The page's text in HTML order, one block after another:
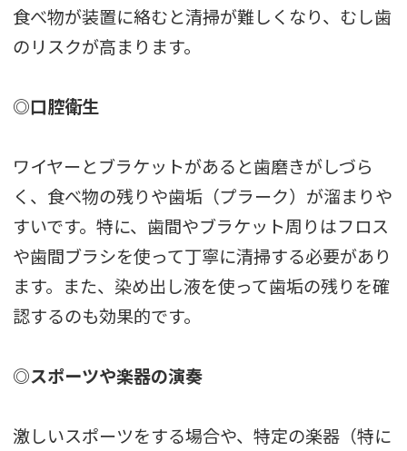
食べ物が装置に絡むと清掃が難しくなり、むし歯
のリスクが高まります。
◎口腔衛生
ワイヤーとブラケットがあると歯磨きがしづら
く、食べ物の残りや歯垢（プラーク）が溜まりや
すいです。特に、歯間やブラケット周りはフロス
や歯間ブラシを使って丁寧に清掃する必要があり
ます。また、染め出し液を使って歯垢の残りを確
認するのも効果的です。
◎スポーツや楽器の演奏
激しいスポーツをする場合や、特定の楽器（特に